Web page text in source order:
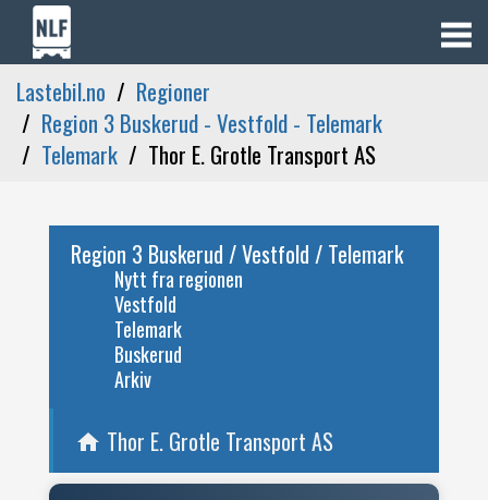
Lastebil.no
Regioner
Region 3 Buskerud - Vestfold - Telemark
Telemark
Thor E. Grotle Transport AS
Region 3 Buskerud / Vestfold / Telemark
Nytt fra regionen
Vestfold
Telemark
Buskerud
Arkiv
home Thor E. Grotle Transport AS